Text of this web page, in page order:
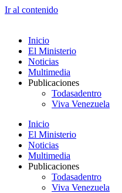
Ir al contenido
Inicio
El Ministerio
Noticias
Multimedia
Publicaciones
Todasadentro
Viva Venezuela
Inicio
El Ministerio
Noticias
Multimedia
Publicaciones
Todasadentro
Viva Venezuela